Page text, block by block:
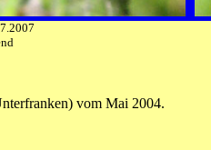
vom Mai 2004.